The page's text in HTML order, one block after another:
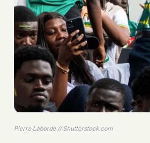
Pierre Laborde // Shutterstock.com